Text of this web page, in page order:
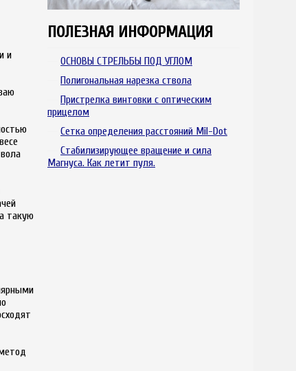
и
такую
ПОЛЕЗНАЯ ИНФОРМАЦИЯ
ОСНОВЫ СТРЕЛЬБЫ ПОД УГЛОМ
Полигональная нарезка ствола
Пристрелка винтoвки c oптичecким
пpицeлoм
Сетка определения расстояний Mil-Dot
Стабилизирующее вращение и сила
Магнуса. Как летит пуля.